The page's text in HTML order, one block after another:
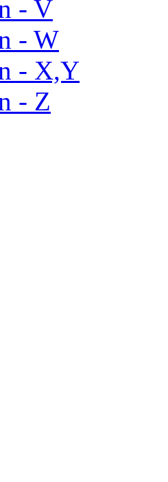
- V
- W
- X,Y
- Z